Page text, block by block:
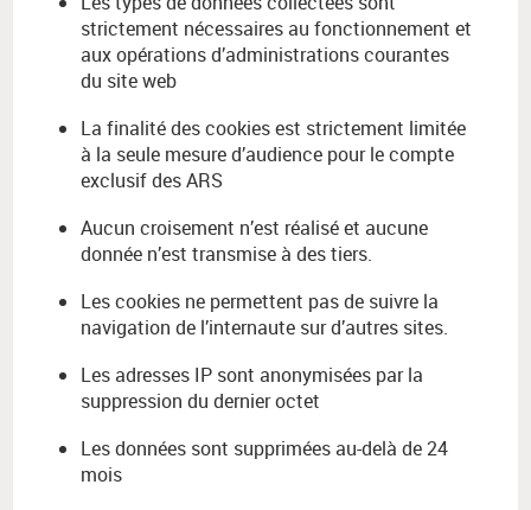
strictement nécessaires au fonctionnement et
aux opérations d’administrations courantes
du site web
La finalité des cookies est strictement limitée
à la seule mesure d’audience pour le compte
exclusif des ARS
Aucun croisement n’est réalisé et aucune
donnée n’est transmise à des tiers.
Les cookies ne permettent pas de suivre la
navigation de l’internaute sur d’autres sites.
Les adresses IP sont anonymisées par la
suppression du dernier octet
Les données sont supprimées au-delà de 24
mois